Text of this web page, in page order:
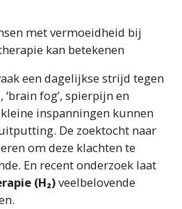
met vermoeidheid bij
kan betekenen
een dagelijkse strijd tegen
fog’, spierpijn en
inspanningen kunnen
De zoektocht naar
om deze klachten te
En recent onderzoek laat
(H₂)veelbelovende